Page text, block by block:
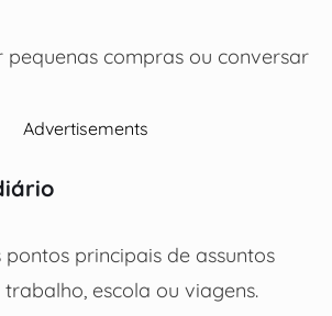
pequenas compras ou conversar
Advertisements
pontos principais de assuntos
trabalho, escola ou viagens.